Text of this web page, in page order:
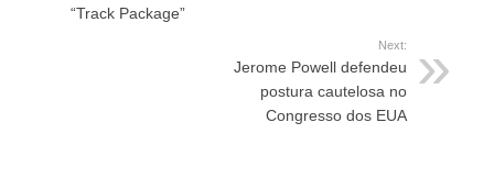
“Track Package”
Next:
Jerome Powell defendeu
postura cautelosa no
Congresso dos EUA